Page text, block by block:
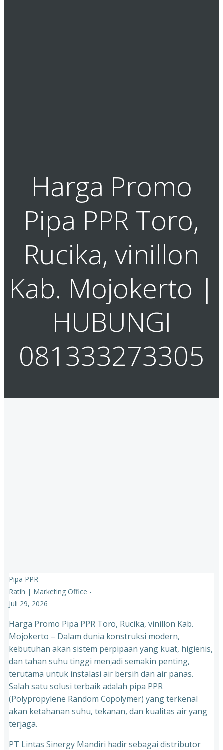
Harga Promo
Pipa PPR Toro,
Rucika, vinillon
Kab. Mojokerto |
HUBUNGI
081333273305
Pipa PPR
Ratih | Marketing Office -
Juli 29, 2026
Harga Promo Pipa PPR Toro, Rucika, vinillon Kab.
Mojokerto – Dalam dunia konstruksi modern,
kebutuhan akan sistem perpipaan yang kuat, higienis,
dan tahan suhu tinggi menjadi semakin penting,
terutama untuk instalasi air bersih dan air panas.
Salah satu solusi terbaik adalah pipa PPR
(Polypropylene Random Copolymer) yang terkenal
akan ketahanan suhu, tekanan, dan kualitas air yang
terjaga.
PT Lintas Sinergy Mandiri hadir sebagai distributor